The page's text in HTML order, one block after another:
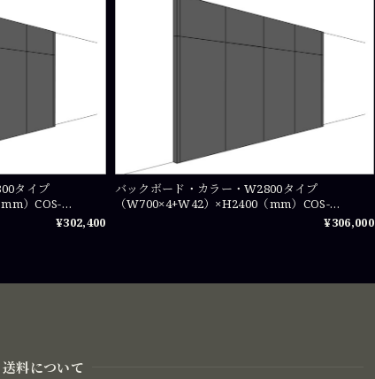
タイプ
）COS-
¥302,400
バックボード・カラー・W2800タイプ
（W700×4+W42）×H2400（mm）COS-
¥306,000
送料について